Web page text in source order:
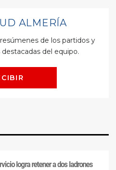
logra retener a dos ladrones